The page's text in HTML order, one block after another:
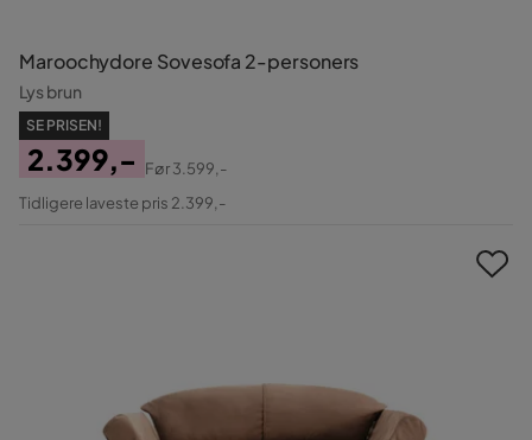
Maroochydore Sovesofa 2-personers
Lys brun
SE PRISEN!
Pris
2.399,-
Original
Før3.599,-
Tidligere laveste pris 2.399,-